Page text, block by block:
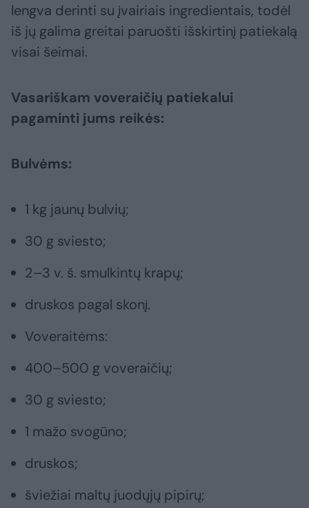
lengva derinti su įvairiais ingredientais, todėl
iš jų galima greitai paruošti išskirtinį patiekalą
visai šeimai.
Vasariškam voveraičių patiekalui
pagaminti jums reikės:
Bulvėms:
1 kg jaunų bulvių;
30 g sviesto;
2–3 v. š. smulkintų krapų;
druskos pagal skonį.
Voveraitėms:
400–500 g voveraičių;
30 g sviesto;
1 mažo svogūno;
druskos;
šviežiai maltų juodųjų pipirų;